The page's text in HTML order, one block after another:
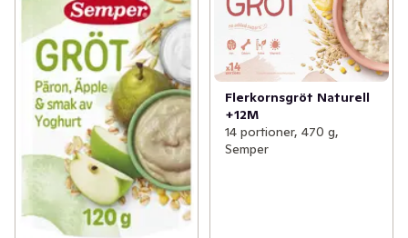
Flerkornsgröt Naturell
+12M
14 portioner, 470 g,
Semper